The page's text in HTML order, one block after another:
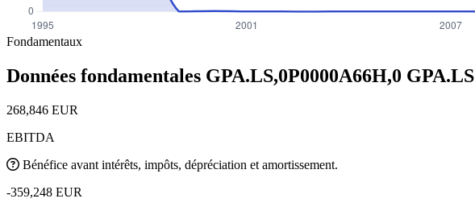
Fondamentaux
Données fondamentales GPA.LS,0P0000A66H,0 GPA.LS
268,846 EUR
EBITDA
Bénéfice avant intérêts, impôts, dépréciation et amortissement.
-359,248 EUR